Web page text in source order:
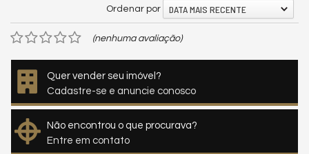
Ordenar por DATA MAIS RECENTE
(nenhuma avaliação)
Quer vender seu imóvel?
Cadastre-se e anuncie conosco
Não encontrou o que procurava?
Entre em contato